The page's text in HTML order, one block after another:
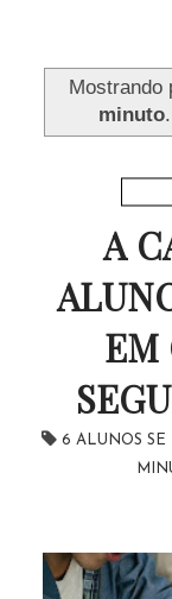
Mostrando
minuto.
A
EM
6 ALUNOS SE